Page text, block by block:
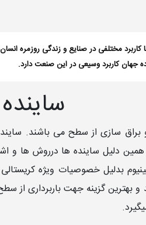
کاربرد مختلفی در صنایع و زندگی روزمره
جهان کاربرد وسیعی در این صنعت دارد.
ساینده
و براق سازی از سطح می باشند.
دلیل ساینده ها درروش ها و
بدلیل خصوصیات ویژه
و بهترین گزینه جهت باربرداری